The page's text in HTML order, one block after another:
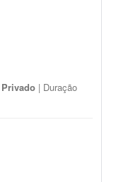
Privado | Duração